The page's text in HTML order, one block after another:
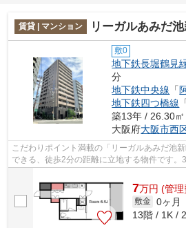
賃貸 | マンション リーガルあみだ池
敷0
地下鉄長堀鶴見
分
地下鉄中央線 「
地下鉄四つ橋線
築13年 / 26.30㎡
大阪府大阪市西
こだわりポイント満載の「リーガルあみだ池
できる、徒歩2分の距離に立地する物件です。
7万円 (管理
敷金 0ヶ月
13階 / 1K /